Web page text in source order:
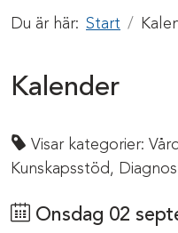
Du är här: Start
Kalender
Visar kategorier:
Kunskapsstöd,
Onsdag 02